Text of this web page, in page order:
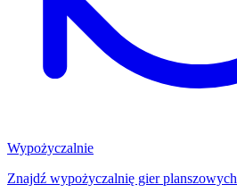
Wypożyczalnie
Znajdź wypożyczalnię gier planszowych